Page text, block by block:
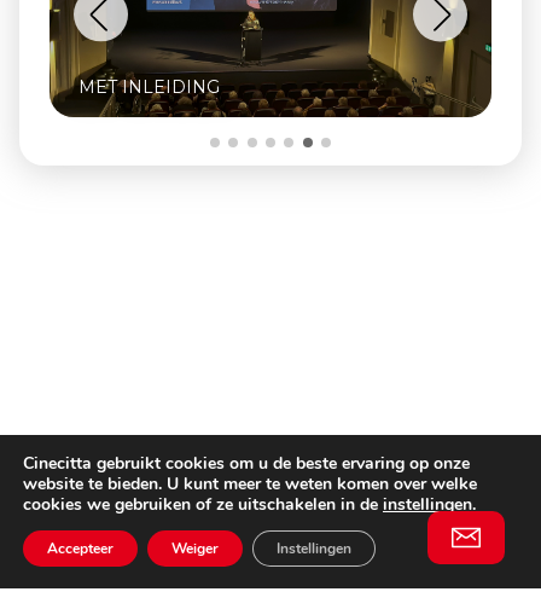
MET INLEIDING
Cinecitta gebruikt cookies om u de beste ervaring op onze
website te bieden. U kunt meer te weten komen over welke
cookies we gebruiken of ze uitschakelen in de instellingen.
Accepteer Weiger Instellingen